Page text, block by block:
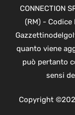
CONNECTION
(RM) - Codice
quanto viene
può pertanto
sensi
Copyright